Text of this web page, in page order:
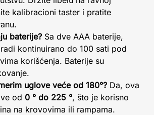
kalibracioni taster i pratite
baterije? Sa dve AAA baterije,
kontinuirano do 100 sati pod
korišćenja. Baterije su
uglove veće od 180°? Da, ova
od 0 ° do 225 °, što je korisno
na krovovima ili rampama.